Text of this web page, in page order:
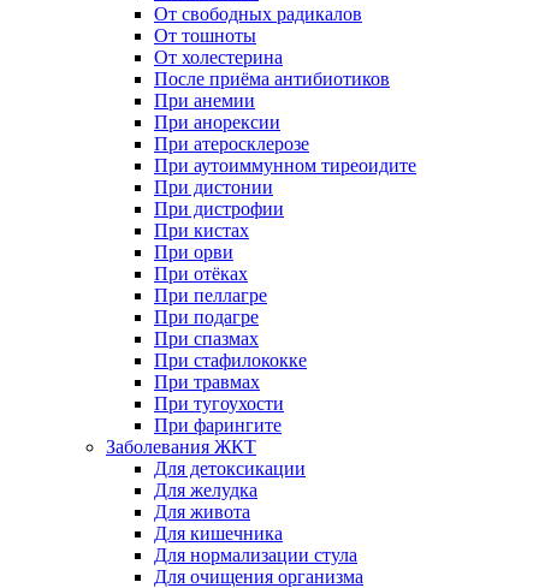
От свободных радикалов
От тошноты
От холестерина
После приёма антибиотиков
При анемии
При анорексии
При атеросклерозе
При аутоиммунном тиреоидите
При дистонии
При дистрофии
При кистах
При орви
При отёках
При пеллагре
При подагре
При спазмах
При стафилококке
При травмах
При тугоухости
При фарингите
Заболевания ЖКТ
Для детоксикации
Для желудка
Для живота
Для кишечника
Для нормализации стула
Для очищения организма